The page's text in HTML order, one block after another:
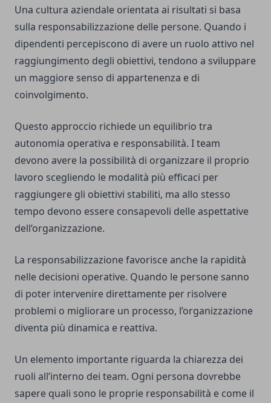
Una cultura aziendale orientata ai risultati si basa
sulla responsabilizzazione delle persone. Quando i
dipendenti percepiscono di avere un ruolo attivo nel
raggiungimento degli obiettivi, tendono a sviluppare
un maggiore senso di appartenenza e di
coinvolgimento.
Questo approccio richiede un equilibrio tra
autonomia operativa e responsabilità. I team
devono avere la possibilità di organizzare il proprio
lavoro scegliendo le modalità più efficaci per
raggiungere gli obiettivi stabiliti, ma allo stesso
tempo devono essere consapevoli delle aspettative
dell’organizzazione.
La responsabilizzazione favorisce anche la rapidità
nelle decisioni operative. Quando le persone sanno
di poter intervenire direttamente per risolvere
problemi o migliorare un processo, l’organizzazione
diventa più dinamica e reattiva.
Un elemento importante riguarda la chiarezza dei
ruoli all’interno dei team. Ogni persona dovrebbe
sapere quali sono le proprie responsabilità e come il